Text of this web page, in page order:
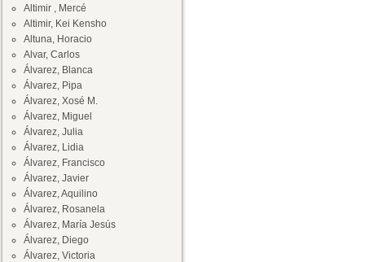
Altimir , Mercé
Altimir, Kei Kensho
Altuna, Horacio
Alvar, Carlos
Álvarez, Blanca
Álvarez, Pipa
Álvarez, Xosé M.
Álvarez, Miguel
Álvarez, Julia
Álvarez, Lidia
Álvarez, Francisco
Álvarez, Javier
Álvarez, Aquilino
Álvarez, Rosanela
Álvarez, María Jesús
Álvarez, Diego
Álvarez, Victoria